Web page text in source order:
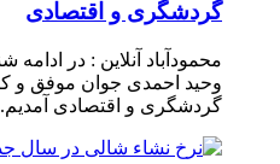
گردشگری و اقتصادی
محمودآباد آنلاین : در
وحید احمدی جوان موفق و
گردشگری و اقتصادی آمدیم.